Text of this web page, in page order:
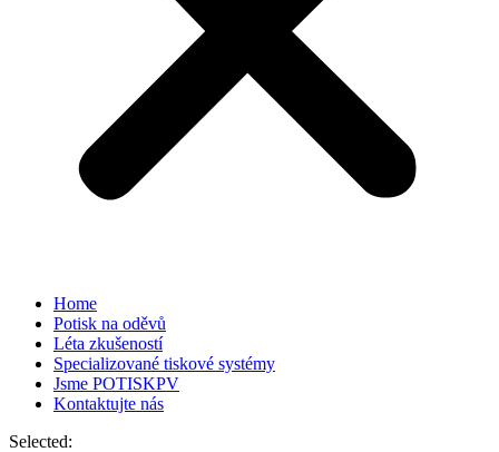
Home
Potisk na oděvů
Léta zkušeností
Specializované tiskové systémy
Jsme POTISKPV
Kontaktujte nás
Selected: